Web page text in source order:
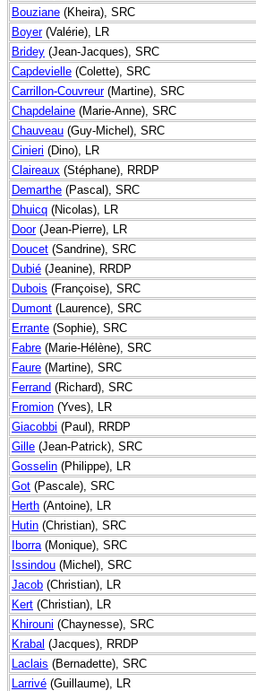
Bouziane (Kheira), SRC
Boyer(Valérie), LR
Bridey (Jean-Jacques), SRC
Capdevielle (Colette), SRC
Carrillon-Couvreur(Martine), SRC
Chapdelaine (Marie-Anne), SRC
Chauveau (Guy-Michel), SRC
Cinieri (Dino), LR
Claireaux (Stéphane), RRDP
Demarthe (Pascal), SRC
Dhuicq (Nicolas), LR
Door(Jean-Pierre), LR
Doucet (Sandrine), SRC
Dubié (Jeanine), RRDP
Dubois (Françoise), SRC
Dumont (Laurence), SRC
Errante (Sophie), SRC
Fabre (Marie-Hélène), SRC
Faure (Martine), SRC
Ferrand (Richard), SRC
Fromion (Yves), LR
Giacobbi (Paul), RRDP
Gille (Jean-Patrick), SRC
Gosselin (Philippe), LR
Got (Pascale), SRC
Herth (Antoine), LR
Hutin (Christian), SRC
Iborra(Monique), SRC
Issindou (Michel), SRC
Jacob (Christian), LR
Kert (Christian), LR
Khirouni (Chaynesse), SRC
Krabal (Jacques), RRDP
Laclais (Bernadette), SRC
Larrivé (Guillaume), LR